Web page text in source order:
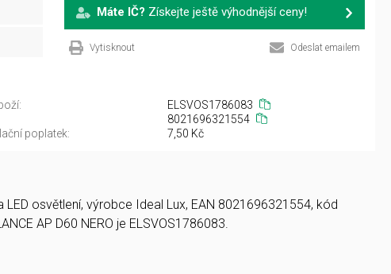
Máte IČ? Získejte ještě výhodnější ceny!
Vytisknout Odeslat emailem
ELSVOS1786083
8021696321554
poplatek: 7,50 Kč
osvětlení, výrobce Ideal Lux, EAN 8021696321554, kód
AP D60 NERO je ELSVOS1786083.